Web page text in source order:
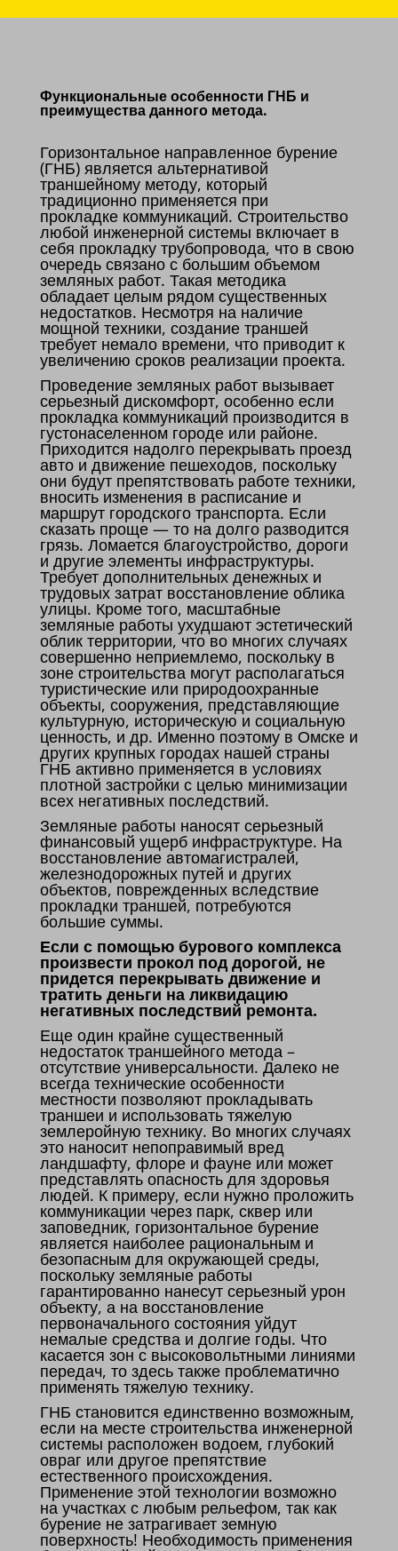
Функциональные особенности ГНБ и
преимущества данного метода.
Горизонтальное направленное бурение
(ГНБ) является альтернативой
траншейному методу, который
традиционно применяется при
прокладке коммуникаций. Строительство
любой инженерной системы включает в
себя прокладку трубопровода, что в свою
очередь связано с большим объемом
земляных работ. Такая методика
обладает целым рядом существенных
недостатков. Несмотря на наличие
мощной техники, создание траншей
требует немало времени, что приводит к
увеличению сроков реализации проекта.
Проведение земляных работ вызывает
серьезный дискомфорт, особенно если
прокладка коммуникаций производится в
густонаселенном городе или районе.
Приходится надолго перекрывать проезд
авто и движение пешеходов, поскольку
они будут препятствовать работе техники,
вносить изменения в расписание и
маршрут городского транспорта. Если
сказать проще — то на долго разводится
грязь. Ломается благоустройство, дороги
и другие элементы инфраструктуры.
Требует дополнительных денежных и
трудовых затрат восстановление облика
улицы. Кроме того, масштабные
земляные работы ухудшают эстетический
облик территории, что во многих случаях
совершенно неприемлемо, поскольку в
зоне строительства могут располагаться
туристические или природоохранные
объекты, сооружения, представляющие
культурную, историческую и социальную
ценность, и др. Именно поэтому в Омске и
других крупных городах нашей страны
ГНБ активно применяется в условиях
плотной застройки с целью минимизации
всех негативных последствий.
Земляные работы наносят серьезный
финансовый ущерб инфраструктуре. На
восстановление автомагистралей,
железнодорожных путей и других
объектов, поврежденных вследствие
прокладки траншей, потребуются
большие суммы.
Если с помощью бурового комплекса
произвести прокол под дорогой, не
придется перекрывать движение и
тратить деньги на ликвидацию
негативных последствий ремонта.
Еще один крайне существенный
недостаток траншейного метода –
отсутствие универсальности. Далеко не
всегда технические особенности
местности позволяют прокладывать
траншеи и использовать тяжелую
землеройную технику. Во многих случаях
это наносит непоправимый вред
ландшафту, флоре и фауне или может
представлять опасность для здоровья
людей. К примеру, если нужно проложить
коммуникации через парк, сквер или
заповедник, горизонтальное бурение
является наиболее рациональным и
безопасным для окружающей среды,
поскольку земляные работы
гарантированно нанесут серьезный урон
объекту, а на восстановление
первоначального состояния уйдут
немалые средства и долгие годы. Что
касается зон с высоковольтными линиями
передач, то здесь также проблематично
применять тяжелую технику.
ГНБ становится единственно возможным,
если на месте строительства инженерной
системы расположен водоем, глубокий
овраг или другое препятствие
естественного происхождения.
Применение этой технологии возможно
на участках с любым рельефом, так как
бурение не затрагивает земную
поверхность! Необходимость применения